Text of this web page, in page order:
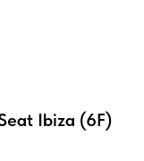
Ibiza (6F)